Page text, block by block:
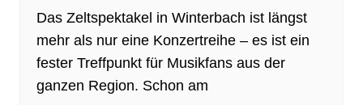
Das Zeltspektakel in Winterbach ist längst
mehr als nur eine Konzertreihe – es ist ein
fester Treffpunkt für Musikfans aus der
ganzen Region. Schon am